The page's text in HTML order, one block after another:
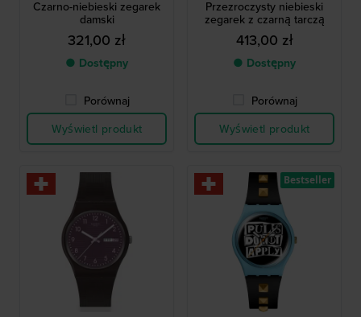
Czarno-niebieski zegarek
damski
321,00 zł
● Dostępny
Porównaj
Wyświetl produkt
Przezroczysty niebieski
zegarek z czarną tarczą
413,00 zł
● Dostępny
Porównaj
Wyświetl produkt
Bestseller